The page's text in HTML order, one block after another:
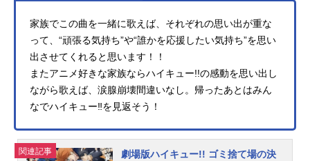
家族でこの曲を一緒に歌えば、それぞれの思い出が重な
って、“頑張る気持ち”や“誰かを応援したい気持ち”を思い
出させてくれると思います！！
またアニメ好きな家族ならハイキュー!!の感動を思い出し
ながら歌えば、涙腺崩壊間違いなし。帰ったあとはみん
なでハイキュー‼を見返そう！
関連記事
劇場版ハイキュー!! ゴミ捨て場の決